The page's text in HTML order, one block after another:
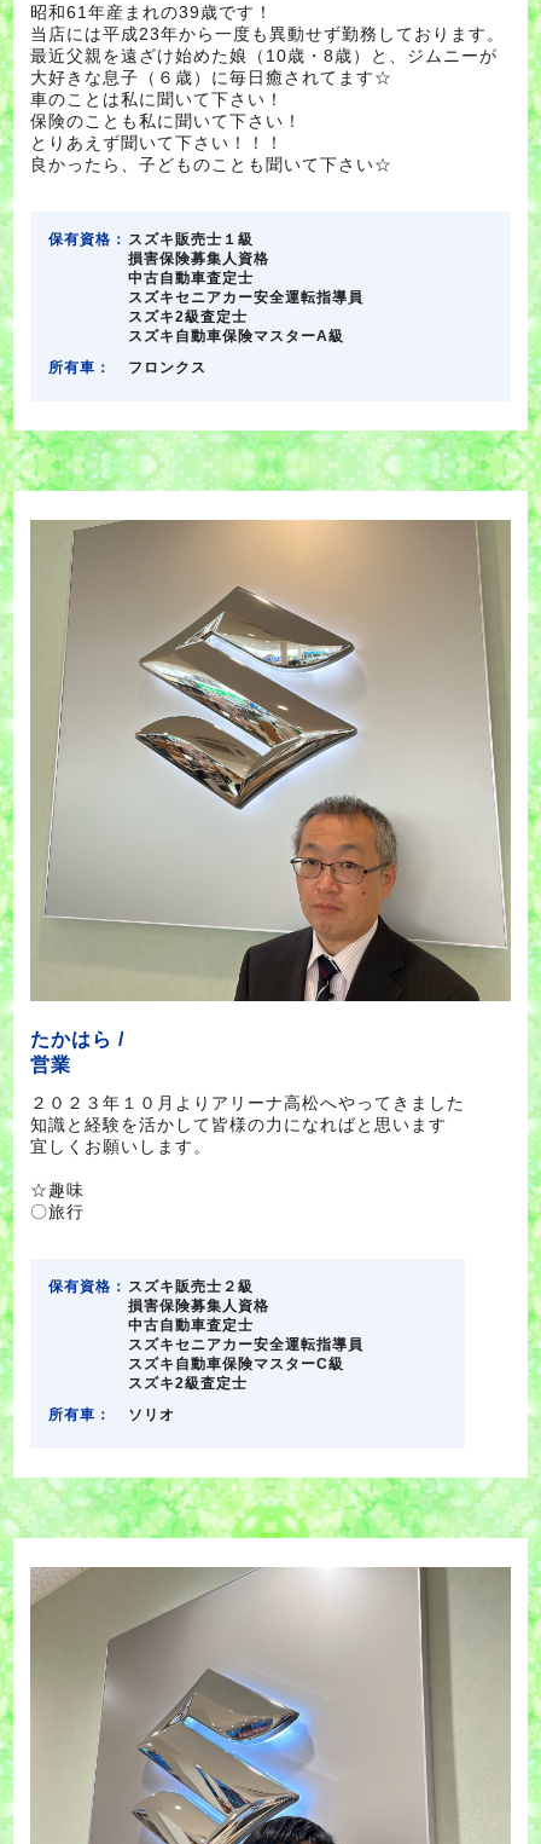
昭和61年産まれの39歳です！
当店には平成23年から一度も異動せず勤務しております。
最近父親を遠ざけ始めた娘（10歳・8歳）と、ジムニーが
大好きな息子（６歳）に毎日癒されてます☆
車のことは私に聞いて下さい！
保険のことも私に聞いて下さい！
とりあえず聞いて下さい！！！
良かったら、子どものことも聞いて下さい☆
保有資格： スズキ販売士１級
損害保険募集人資格
中古自動車査定士
スズキセニアカー安全運転指導員
スズキ2級査定士
スズキ自動車保険マスターA級
所有車：
フロンクス
たかはら /
営業
２０２３年１０月よりアリーナ高松へやってきました
知識と経験を活かして皆様の力になればと思います
宜しくお願いします。
☆趣味
〇旅行
保有資格： スズキ販売士２級
損害保険募集人資格
中古自動車査定士
スズキセニアカー安全運転指導員
スズキ自動車保険マスターC級
スズキ2級査定士
所有車：
ソリオ